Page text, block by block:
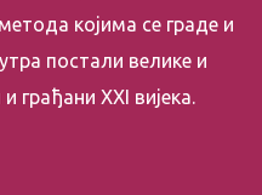
којима се граде и
постали велике и
грађани XXI вијека.